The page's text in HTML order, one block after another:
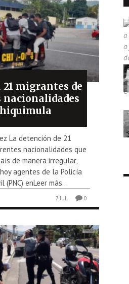
migrantes de
nacionalidades
La detención de 21
nacionalidades que
de manera irregular,
agentes de la Policía
(PNC) enLeer más...
7 JUL 0